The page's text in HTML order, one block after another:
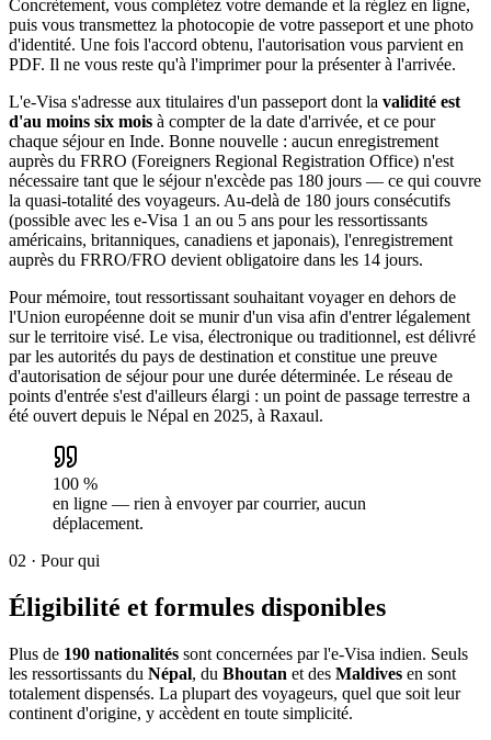
Concrètement, vous complétez votre demande et la réglez en ligne,
puis vous transmettez la photocopie de votre passeport et une photo
d'identité. Une fois l'accord obtenu, l'autorisation vous parvient en
PDF. Il ne vous reste qu'à l'imprimer pour la présenter à l'arrivée.
L'e-Visa s'adresse aux titulaires d'un passeport dont la validité est
d'au moins six mois à compter de la date d'arrivée, et ce pour
chaque séjour en Inde. Bonne nouvelle : aucun enregistrement
auprès du FRRO (Foreigners Regional Registration Office) n'est
nécessaire tant que le séjour n'excède pas 180 jours — ce qui couvre
la quasi-totalité des voyageurs. Au-delà de 180 jours consécutifs
(possible avec les e-Visa 1 an ou 5 ans pour les ressortissants
américains, britanniques, canadiens et japonais), l'enregistrement
auprès du FRRO/FRO devient obligatoire dans les 14 jours.
Pour mémoire, tout ressortissant souhaitant voyager en dehors de
l'Union européenne doit se munir d'un visa afin d'entrer légalement
sur le territoire visé. Le visa, électronique ou traditionnel, est délivré
par les autorités du pays de destination et constitue une preuve
d'autorisation de séjour pour une durée déterminée. Le réseau de
points d'entrée s'est d'ailleurs élargi : un point de passage terrestre a
été ouvert depuis le Népal en 2025, à Raxaul.
100 %
en ligne — rien à envoyer par courrier, aucun
déplacement.
02 · Pour qui
Éligibilité et formules disponibles
Plus de 190 nationalités sont concernées par l'e-Visa indien. Seuls
les ressortissants du Népal, du Bhoutan et des Maldives en sont
totalement dispensés. La plupart des voyageurs, quel que soit leur
continent d'origine, y accèdent en toute simplicité.